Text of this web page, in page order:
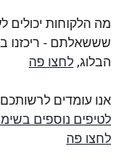
מה הלקוחות
שששאלתם - ריכזנו
הבלוג, לחצו פה
אנו עומדים
לטיפים נוספים
לחצו פה